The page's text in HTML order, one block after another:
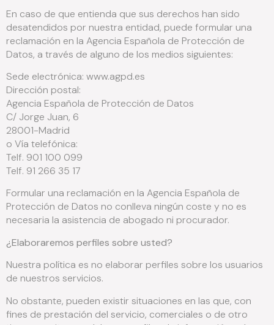
En caso de que entienda que sus derechos han sido
desatendidos por nuestra entidad, puede formular una
reclamación en la Agencia Española de Protección de
Datos, a través de alguno de los medios siguientes:
Sede electrónica: www.agpd.es
Dirección postal:
Agencia Española de Protección de Datos
C/ Jorge Juan, 6
28001-Madrid
o Vía telefónica:
Telf. 901 100 099
Telf. 91 266 35 17
Formular una reclamación en la Agencia Española de
Protección de Datos no conlleva ningún coste y no es
necesaria la asistencia de abogado ni procurador.
¿Elaboraremos perfiles sobre usted?
Nuestra política es no elaborar perfiles sobre los usuarios
de nuestros servicios.
No obstante, pueden existir situaciones en las que, con
fines de prestación del servicio, comerciales o de otro